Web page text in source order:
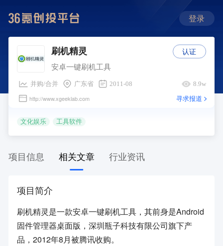
登录
刷机精灵
安卓一键刷机工具
并购/合并 广东省 2011-08 8.9w
http://www.xgeeklab.com 寻求报道
文化娱乐 工具软件
认证
项目信息 相关文章 行业资讯
项目简介
刷机精灵是一款安卓一键刷机工具，其前身是Android
固件管理器桌面版，深圳瓶子科技有限公司旗下产
品，2012年8月被腾讯收购。